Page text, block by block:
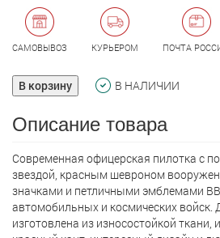
САМОВЫВОЗ КУРЬЕРОМ ПОЧТА
В корзину В НАЛИЧИИ
Описание товара
Современная офицерская пилоткa с
звездой, красным шевроном
значками и петличными эмблемами
автомобильных и космических войск.
изготовлена из износостойкой